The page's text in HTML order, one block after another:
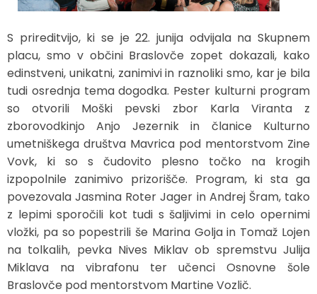
S prireditvijo, ki se je 22. junija odvijala na Skupnem
placu, smo v občini Braslovče zopet dokazali, kako
edinstveni, unikatni, zanimivi in raznoliki smo, kar je bila
tudi osrednja tema dogodka. Pester kulturni program
so otvorili Moški pevski zbor Karla Viranta z
zborovodkinjo Anjo Jezernik in članice Kulturno
umetniškega društva Mavrica pod mentorstvom Zine
Vovk, ki so s čudovito plesno točko na krogih
izpopolnile zanimivo prizorišče. Program, ki sta ga
povezovala Jasmina Roter Jager in Andrej Šram, tako
z lepimi sporočili kot tudi s šaljivimi in celo opernimi
vložki, pa so popestrili še Marina Golja in Tomaž Lojen
na tolkalih, pevka Nives Miklav ob spremstvu Julija
Miklava na vibrafonu ter učenci Osnovne šole
Braslovče pod mentorstvom Martine Vozlič.
Prostorski akti občine
Strateški dokumenti
Občinsko glasilo
Uradne objave
Lokalne volitve
Varuhov kotiček
Dežela celjska
Objave Savinjska TV